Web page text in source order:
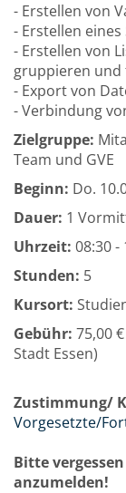
- Erstellen von
- Erstellen
- Erstellen von
gruppieren und
- Export von
- Verbindung
Zielgruppe:
Team und GVE
Beginn: Do.
Dauer: 1
Uhrzeit: 08:30 -
Stunden: 5
Kursort:
Gebühr: 75,00
Stadt Essen)
Zustimmung/
Vorgesetzte/
Bitte
anzumelden!